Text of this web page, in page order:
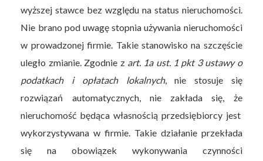
wyższej stawce bez względu na status nieruchomości.
Nie brano pod uwagę stopnia używania nieruchomości
w prowadzonej firmie. Takie stanowisko na szczęście
uległo zmianie. Zgodnie z art. 1a ust. 1 pkt 3 ustawy o
podatkach i opłatach lokalnych, nie stosuje się
rozwiązań automatycznych, nie zakłada się, że
nieruchomość będąca własnością przedsiębiorcy jest
wykorzystywana w firmie. Takie działanie przekłada
się na obowiązek wykonywania czynności